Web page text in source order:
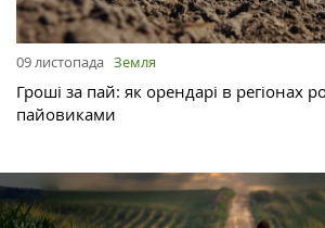
09 листопада Земля
Гроші за пай: як орендарі в регіонах
пайовиками